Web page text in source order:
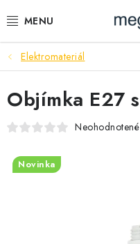
na
PRIEMYSEL
SVIETIDLÁ
ŽIAROVKY A TRUBICE
PRACOVNÉ SVIETIDLÁ
Elektromateriál
Objímka E27
Neohodnotené
Novinka